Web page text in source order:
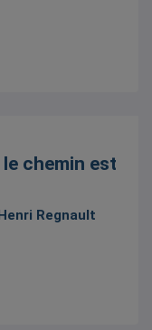
le chemin est
Regnault